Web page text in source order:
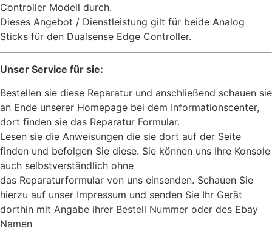
Controller Modell durch.
Dieses Angebot / Dienstleistung gilt für beide Analog
Sticks für den Dualsense Edge Controller.
Unser Service für sie:
Bestellen sie diese Reparatur und anschließend schauen sie
an Ende unserer Homepage bei dem Informationscenter,
dort finden sie das Reparatur Formular.
Lesen sie die Anweisungen die sie dort auf der Seite
finden und befolgen Sie diese. Sie können uns Ihre Konsole
auch selbstverständlich ohne
das Reparaturformular von uns einsenden. Schauen Sie
hierzu auf unser Impressum und senden Sie Ihr Gerät
dorthin mit Angabe ihrer Bestell Nummer oder des Ebay
Namen